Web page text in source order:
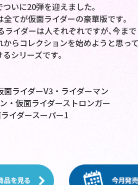
いに20弾を迎えました｡
てが仮面ライダーの豪華版です｡
ライダーは人それぞれですが､今まで
らコレクションを始めようと思っ
シリーズです｡
ライダーV3・ライダーマン
・仮面ライダーストロンガー
イダースーパー1